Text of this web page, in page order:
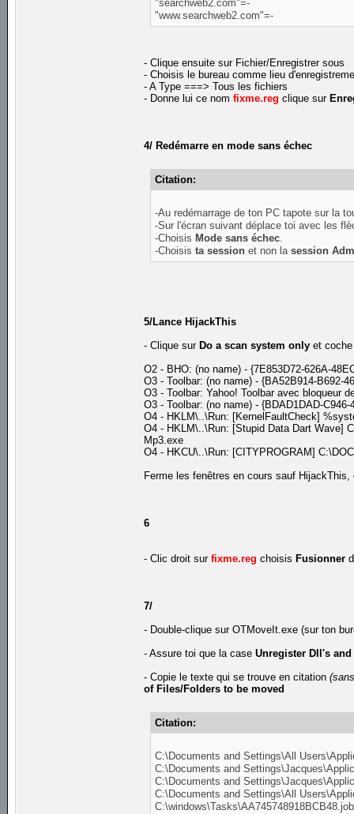
"searchweb2.com"=-
"www.searchweb2.com"=-
- Clique ensuite sur Fichier/Enregistrer sous
- Choisis le bureau comme lieu
- A Type ===> Tous les fichiers
- Donne lui ce nomfixme.reg clique sur
4/ Redémarre en mode sans échec
Citation:
-Au redémarrage de ton PC tapote sur la
-Sur l'écran suivant déplace toi avec les
-Choisis Mode sans échec.
-Choisista session et non lasession
5/Lance HijackThis
- Clique sur Do a scan system only et
O2 - BHO: (no name) - {7E853D72-626A-
O3 - Toolbar: (no name) - {BA52B914-B692-
O3 - Toolbar: Yahoo! Toolbar avec bloqueur
O3 - Toolbar: (no name) - {BDAD1DAD-
O4 - HKLM\..\Run: [KernelFaultCheck]
O4 - HKLM\..\Run: [Stupid Data Dart Wave]
Mp3.exe
O4 - HKCU\..\Run: [CITYPROGRAM]
Ferme les fenêtres en cours sauf
6
- Clic droit surfixme.reg choisis Fusionner
7/
- Double-clique sur OTMoveIt.exe (sur ton
- Assure toi que la caseUnregister Dll's and
- Copie le texte qui se trouve en citation
of Files/Folders to be moved
Citation:
C:\Documents and Settings\All
C:\Documents and
C:\Documents and
C:\Documents and Settings\All
C:\windows\Tasks\AA745748918BCB48.job